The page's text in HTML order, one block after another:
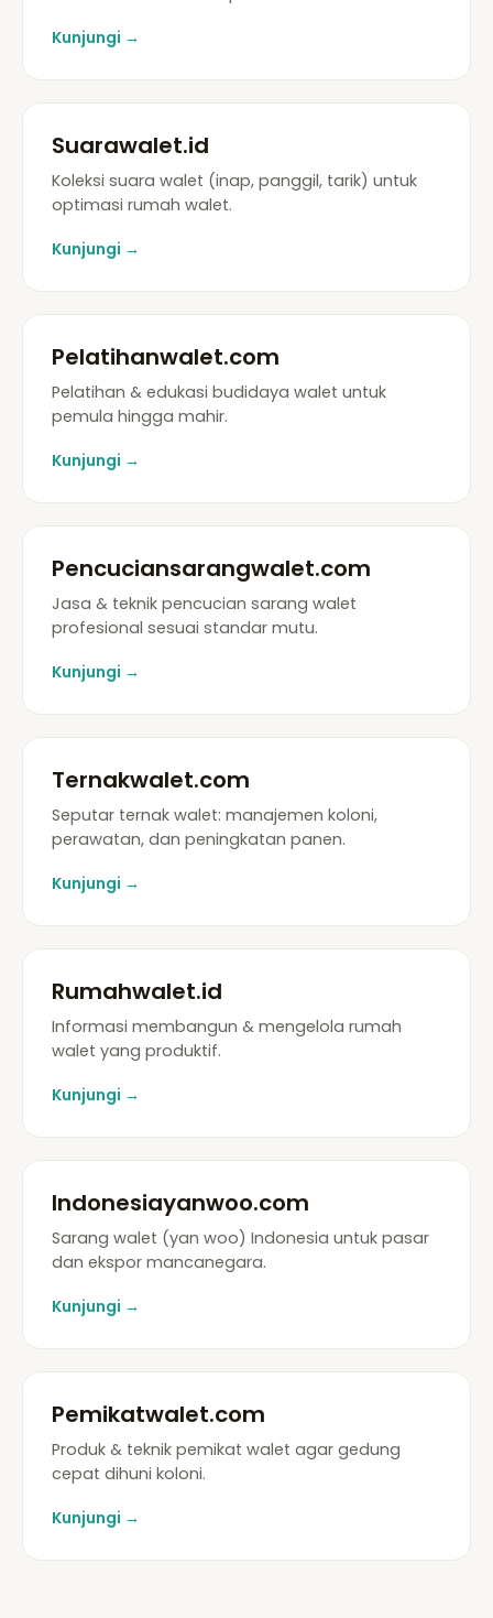
Kunjungi →
Suarawalet.id
Koleksi suara walet (inap, panggil, tarik) untuk
optimasi rumah walet.
Kunjungi →
Pelatihanwalet.com
Pelatihan & edukasi budidaya walet untuk
pemula hingga mahir.
Kunjungi →
Pencuciansarangwalet.com
Jasa & teknik pencucian sarang walet
profesional sesuai standar mutu.
Kunjungi →
Ternakwalet.com
Seputar ternak walet: manajemen koloni,
perawatan, dan peningkatan panen.
Kunjungi →
Rumahwalet.id
Informasi membangun & mengelola rumah
walet yang produktif.
Kunjungi →
Indonesiayanwoo.com
Sarang walet (yan woo) Indonesia untuk pasar
dan ekspor mancanegara.
Kunjungi →
Pemikatwalet.com
Produk & teknik pemikat walet agar gedung
cepat dihuni koloni.
Kunjungi →